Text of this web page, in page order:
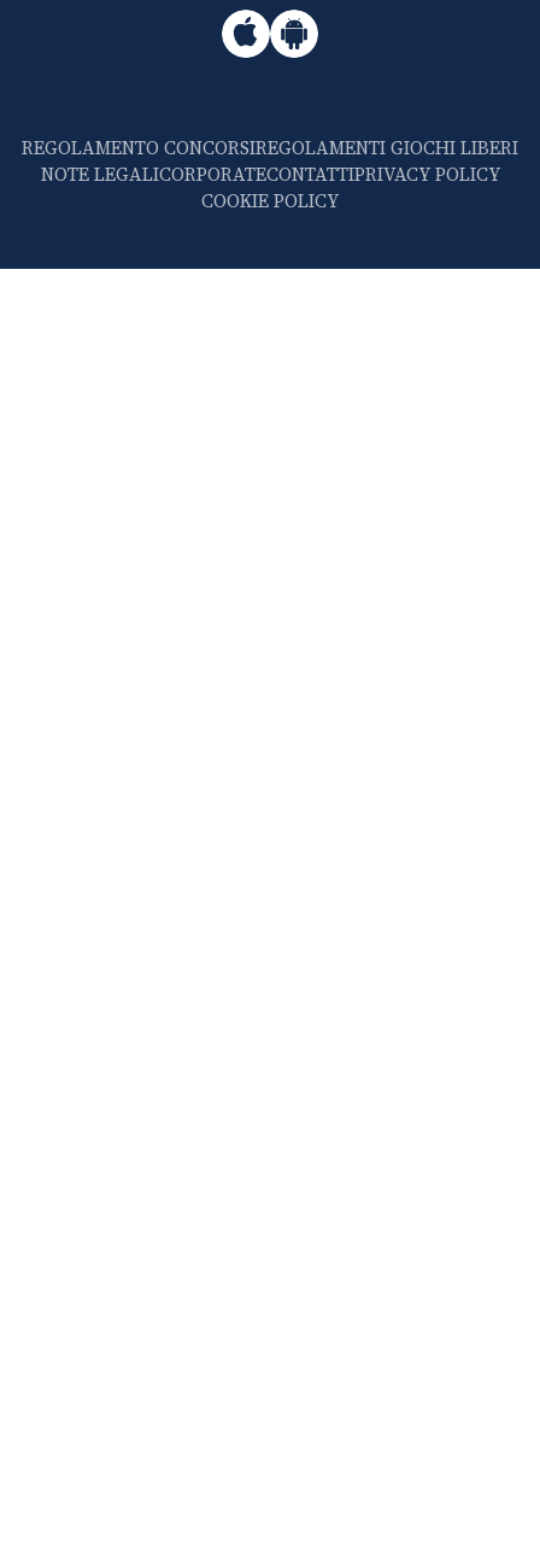
REGOLAMENTO CONCORSIREGOLAMENTI GIOCHI LIBERI
NOTE LEGALICORPORATECONTATTIPRIVACY POLICY
COOKIE POLICY